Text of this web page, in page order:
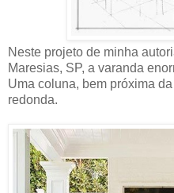
Neste projeto de minha
Maresias, SP, a varanda
Uma coluna, bem próxima
redonda.